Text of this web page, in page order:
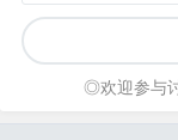
◎欢迎参与